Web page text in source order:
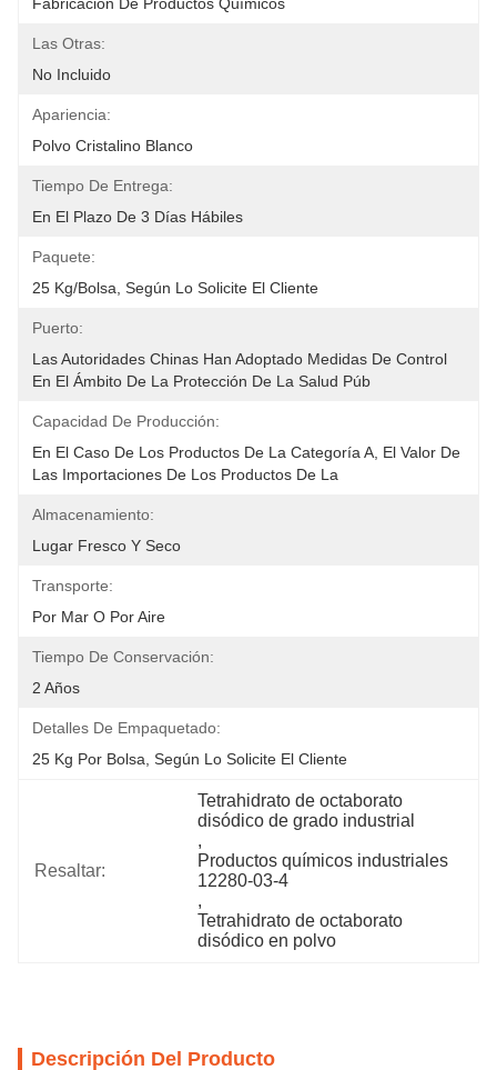
Las Otras:
No Incluido
Apariencia:
Polvo Cristalino Blanco
Tiempo De Entrega:
En El Plazo De 3 Días Hábiles
Paquete:
25 Kg/bolsa, Según Lo Solicite El Cliente
Puerto:
Las Autoridades Chinas Han Adoptado Medidas De Control
En El Ámbito De La Protección De La Salud Púb
Capacidad De Producción:
En El Caso De Los Productos De La Categoría A, El Valor De
Las Importaciones De Los Productos De La
Almacenamiento:
Lugar Fresco Y Seco
Transporte:
Por Mar O Por Aire
Tiempo De Conservación:
2 Años
Detalles De Empaquetado:
25 Kg Por Bolsa, Según Lo Solicite El Cliente
Resaltar:
Tetrahidrato de octaborato
disódico de grado industrial
,
Productos químicos industriales
12280-03-4
,
Tetrahidrato de octaborato
disódico en polvo
Descripción Del Producto